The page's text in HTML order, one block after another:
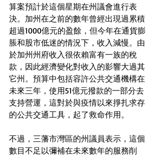
算案預計於這個星期在州議會進行表
決。加州在之前的數年曾經出現過累積
超過1000億元的盈餘，但今年在通貨膨
脹和股市低迷的情況下，收入減慢。由
於加州州府收入很依賴富有一族的稅
款，因此經濟變化對收入的影響大過其
它州。預算中包括容許公共交通機構在
未來三年，使用51億元撥款的一部分去
支持營運，這對於與疫情以來掙扎求存
的公共交通工具，起了救命作用。
不過，三藩市灣區的州議員表示，這個
數目不足以彌補在未來數年的服務削